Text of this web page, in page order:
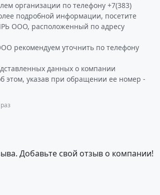
организации по телефону +7(383)
подробной информации, посетите
ООО, расположенный по адресу
рекомендуем уточнить по телефону
данных о компании
указав при обращении ее номер -
Добавьте свой отзыв о компании!